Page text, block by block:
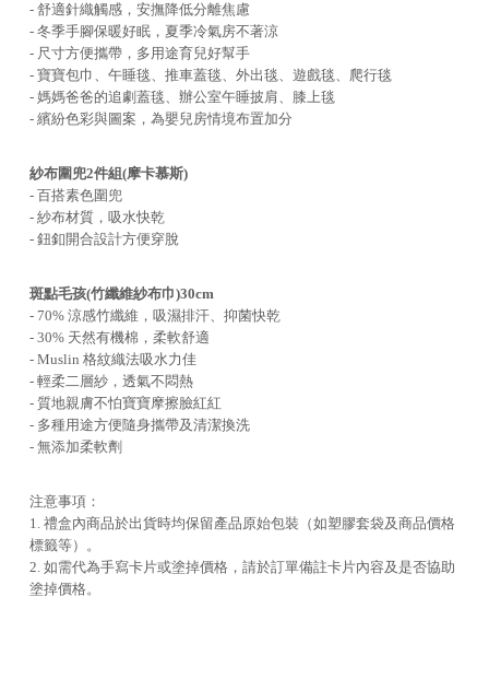
- 舒適針織觸感，安撫降低分離焦慮
- 冬季手腳保暖好眠，夏季冷氣房不著涼
- 尺寸方便攜帶，多用途育兒好幫手
- 寶寶包巾、午睡毯、推車蓋毯、外出毯、遊戲毯、爬行毯
- 媽媽爸爸的追劇蓋毯、辦公室午睡披肩、膝上毯
- 繽紛色彩與圖案，為嬰兒房情境布置加分
紗布圍兜2件組(摩卡慕斯)
- 百搭素色圍兜
- 紗布材質，吸水快乾
- 鈕釦開合設計方便穿脫
斑點毛孩(竹纖維紗布巾)30cm
- 70% 涼感竹纖維，吸濕排汗、抑菌快乾
- 30% 天然有機棉，柔軟舒適
- Muslin 格紋織法吸水力佳
- 輕柔二層紗，透氣不悶熱
- 質地親膚不怕寶寶摩擦臉紅紅
- 多種用途方便隨身攜帶及清潔換洗
- 無添加柔軟劑
注意事項：
1. 禮盒內商品於出貨時均保留產品原始包裝（如塑膠套袋及商品價格
標籤等）。
2. 如需代為手寫卡片或塗掉價格，請於訂單備註卡片內容及是否協助
塗掉價格。